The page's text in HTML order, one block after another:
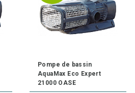
Pompe de bassin
AquaMax Eco Expert
21000 OASE